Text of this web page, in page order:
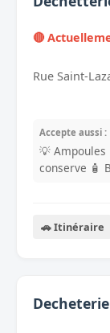
🔴
Rue Saint-
Accepte aussi :
💡 Ampoules
conserve 🧴
🚗 Itinéraire